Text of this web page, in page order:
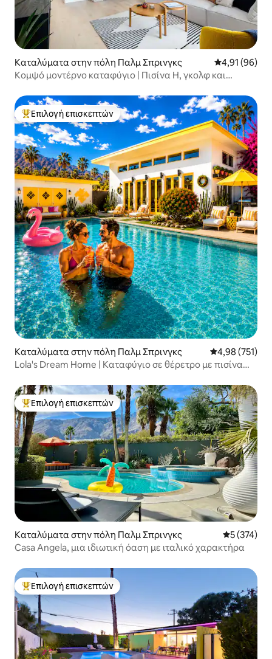
Καταλύματα στην πόλη Παλμ Σπρινγκς Μέση
4,91 (96)
Κομψό μοντέρνο καταφύγιο | Πισίνα H, γκολφ και
Κορυφαία επιλογή επισκεπτών
Επιλογή επισκεπτών
Καταλύματα στην πόλη Παλμ Σπρινγκς Μέση
4,98 (751)
Lola's Dream Home | Καταφύγιο σε θέρετρο με πισίνα
Κορυφαία επιλογή επισκεπτών
Επιλογή επισκεπτών
Καταλύματα στην πόλη Παλμ Σπρινγκς Μέση
5 (374)
Casa Angela, μια ιδιωτική όαση με ιταλικό χαρακτήρα
Κορυφαία επιλογή επισκεπτών
Επιλογή επισκεπτών